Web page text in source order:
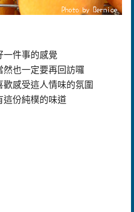
一件事的感覺
然也一定要再回訪囉
感受這人情味的氛圍
這份純樸的味道